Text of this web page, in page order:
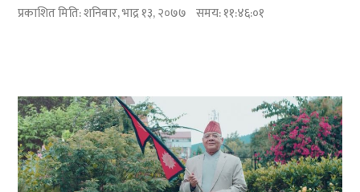
प्रकाशित मिति:शनिबार, भाद्र १३, २०७७ समय: ११:४६:०१